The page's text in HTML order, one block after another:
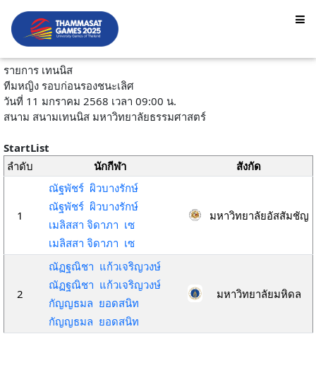
รายการ เทนนิส
ทีมหญิง รอบก่อนรองชนะเลิศ
วันที่ 11 มกราคม 2568 เวลา 09:00 น.
สนาม สนามเทนนิส มหาวิทยาลัยธรรมศาสตร์
StartList
ลำดับ
นักกีฬา สังกัด
1
ณัฐพัชร์ ผิวบางรักษ์
ณัฐพัชร์ ผิวบางรักษ์
เมลิสสา จิดาภา เซ
เมลิสสา จิดาภา เซ
มหาวิทยาลัยอัสสัมชัญ
2
ณัฏฐณิชา แก้วเจริญวงษ์
ณัฏฐณิชา แก้วเจริญวงษ์
กัญญธมล ยอดสนิท
กัญญธมล ยอดสนิท
มหาวิทยาลัยมหิดล